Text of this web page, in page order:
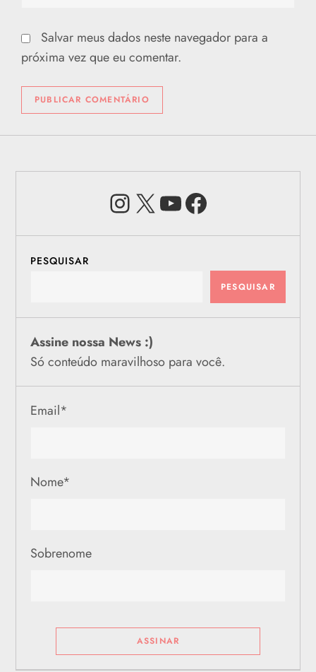
Salvar meus dados neste navegador para a
próxima vez que eu comentar.
Instagram
X Youtube
PESQUISAR
PESQUISAR
Assine nossa News :)
Só conteúdo maravilhoso para você.
Email*
Nome*
Sobrenome